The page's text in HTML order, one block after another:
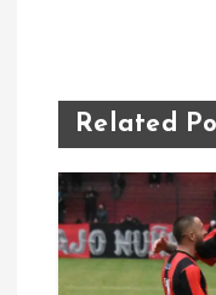
e
g
a
c
Related